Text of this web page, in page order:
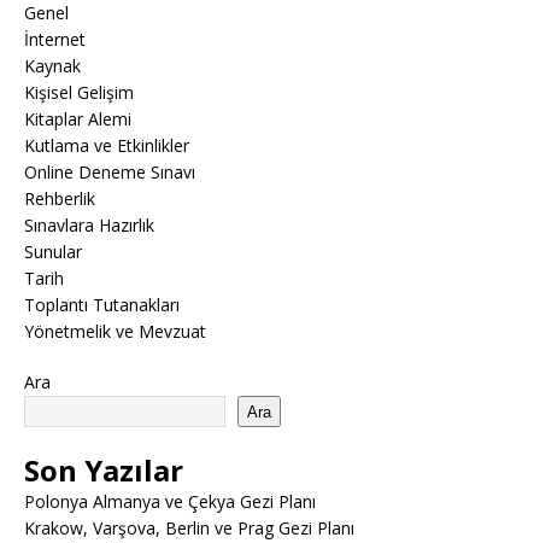
Genel
İnternet
Kaynak
Kişisel Gelişim
Kitaplar Alemi
Kutlama ve Etkinlikler
Online Deneme Sınavı
Rehberlik
Sınavlara Hazırlık
Sunular
Tarih
Toplantı Tutanakları
Yönetmelik ve Mevzuat
Ara
Ara
Son Yazılar
Polonya Almanya ve Çekya Gezi Planı
Krakow, Varşova, Berlin ve Prag Gezi Planı